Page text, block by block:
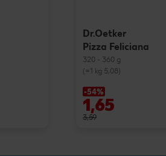
Dr.Oetker
Pizza Feliciana
320 - 360 g
(=1 kg 5,08)
-54%
1,65
3,59